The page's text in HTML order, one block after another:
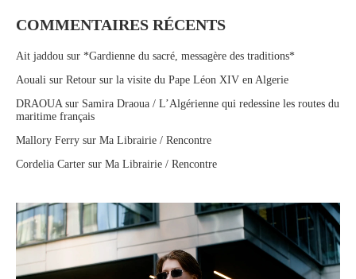
COMMENTAIRES RÉCENTS
Ait jaddou sur *Gardienne du sacré, messagère des traditions*
Aouali sur Retour sur la visite du Pape Léon XIV en Algerie
DRAOUAsur Samira Draoua / L’Algérienne qui redessine les routes du
maritime français
Mallory Ferry sur Ma Librairie / Rencontre
Cordelia Carter sur Ma Librairie / Rencontre